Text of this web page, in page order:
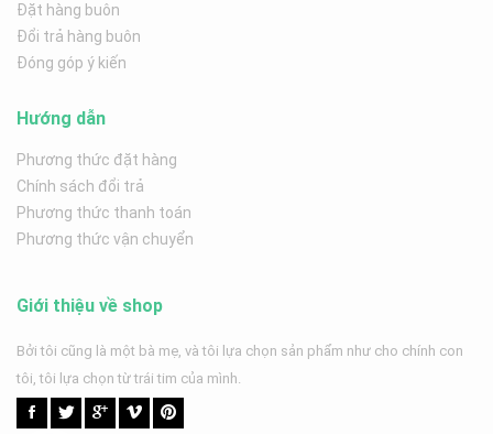
Đặt hàng buôn
Đổi trả hàng buôn
Đóng góp ý kiến
Hướng dẫn
Phương thức đặt hàng
Chính sách đổi trả
Phương thức thanh toán
Phương thức vận chuyển
Giới thiệu về shop
Bởi tôi cũng là một bà mẹ, và tôi lựa chọn sản phẩm như cho chính con
tôi, tôi lựa chọn từ trái tim của mình.